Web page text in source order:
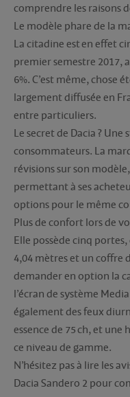
comprendre les raisons
Le modèle phare de la
La citadine est en effet
premier semestre 2017,
6%. C’est même, chose
largement diffusée en
entre particuliers.
Le secret de Dacia ?
consommateurs. La
révisions sur son
permettant à ses
options pour le même
Plus de confort lors de
Elle possède cinq
4,04 mètres et un coffre
demander en option la
l’écran de système
également des feux
essence de 75 ch, et
ce niveau de gamme.
N’hésitez pas à lire les
Dacia Sandero 2 pour